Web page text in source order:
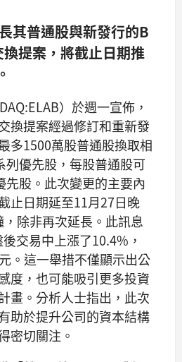
其普通股與新發行的B
提案，將截止日期推
）於週一宣佈，
換提案經過修訂和重新發
多1500萬股普通股換取相
列優先股，每股普通股可
先股。此次變更的主要內
止日期延至11月27日晚
除非再次延長。此訊息
交易中上漲了10.4%，
。這一舉措不僅顯示出公
度，也可能吸引更多投資
畫。分析人士指出，此次
助於提升公司的資本結構
密切關注。